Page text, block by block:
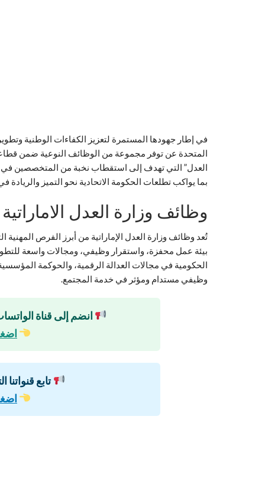
في إطار جهودها المستمرة لتعزيز الكفاءات الوطنية
المتحدة عن توفر مجموعة من الوظائف النوعية ضمن
العدل” التي تهدف إلى استقطاب نخبة من المتخصصين في
بما يواكب تطلعات الحكومة الاتحادية نحو التميز والريادة
وظائف وزارة العدل الاماراتية
تُعد وظائف وزارة العدل الإماراتية من أبرز الفرص
بيئة عمل محفزة، واستقرار وظيفي، ومجالات واسعة
الحكومية في مجالات العدالة الرقمية، والحوكمة
وظيفي مستدام ومؤثر في خدمة المجتمع.
انضم إلى قناة
تابع